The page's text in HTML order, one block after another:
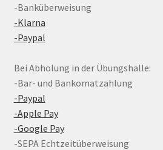
-Banküberweisung
-Klarna
-Paypal
Bei Abholung in der Übungshalle:
-Bar- und Bankomatzahlung
-Paypal
-Apple Pay
-Google Pay
-SEPA Echtzeitüberweisung